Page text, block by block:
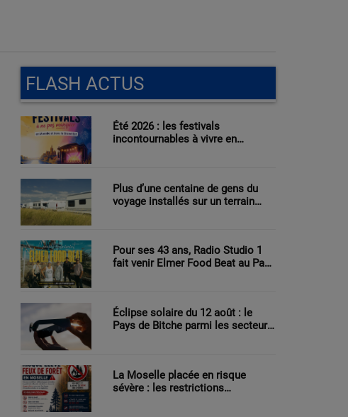
FLASH ACTUS
Été 2026 : les festivals
incontournables à vivre en
Plus d’une centaine de gens du
voyage installés sur un terrain
Pour ses 43 ans, Radio Studio 1
fait venir Elmer Food Beat au Pays
Éclipse solaire du 12 août : le
Pays de Bitche parmi les secteurs
La Moselle placée en risque
sévère : les restrictions